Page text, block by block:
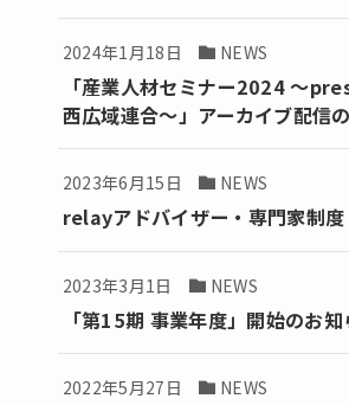
2024年1月18日 NEWS
「産業人材セミナー2024 ～
西広域連合～」アーカイブ配信
2023年6月15日 NEWS
relayアドバイザー・専門家制度
2023年3月1日 NEWS
「第15期 事業年度」開始のお知
2022年5月27日 NEWS